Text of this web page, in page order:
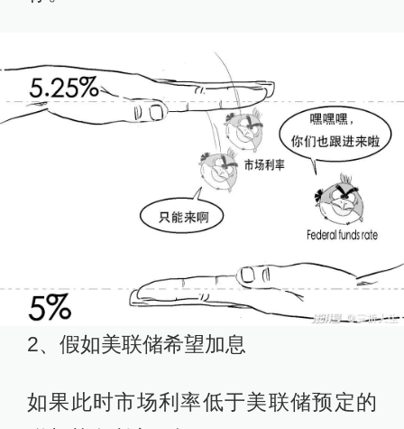
2、假如美联储希望加息
如果此时市场利率低于美联储预定的